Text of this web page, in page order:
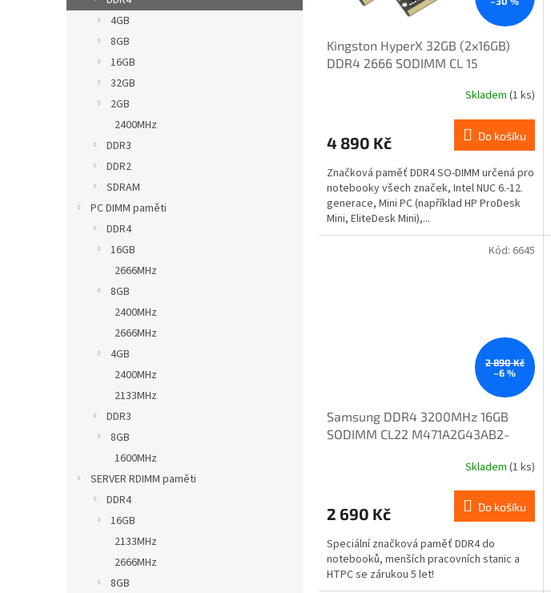
4GB
8GB
16GB
32GB
2GB
2400MHz
DDR3
DDR2
SDRAM
PC DIMM paměti
DDR4
16GB
2666MHz
8GB
2400MHz
2666MHz
4GB
2400MHz
2133MHz
DDR3
8GB
1600MHz
SERVER RDIMM paměti
DDR4
16GB
2133MHz
2666MHz
8GB
Kingston HyperX 32GB (2x16GB)
DDR4 2666 SODIMM CL 15
Skladem (1 ks)
4 890 Kč Do košíku
Značková paměť DDR4 SO-DIMM určená pro
notebooky všech značek, Intel NUC 6.-12.
generace, Mini PC (například HP ProDesk
Mini, EliteDesk Mini),...
2 890 Kč
–6 %
Samsung DDR4 3200MHz 16GB
SODIMM CL22 M471A2G43AB2-
Skladem (1 ks)
2 690 Kč Do košíku
Speciální značková paměť DDR4 do
notebooků, menších pracovních stanic a
HTPC se zárukou 5 let!
Kód: 6645